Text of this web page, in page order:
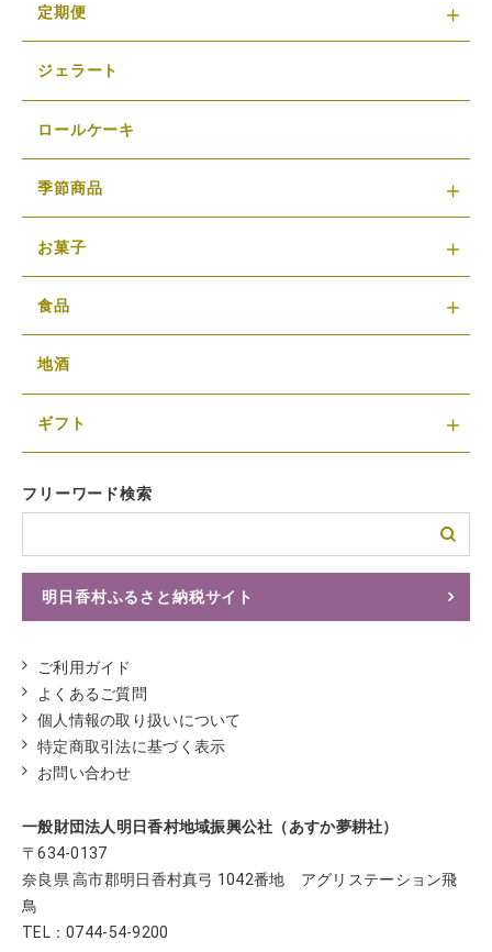
定期便
ジェラート
ロールケーキ
季節商品
お菓子
食品
地酒
ギフト
フリーワード検索
明日香村ふるさと納税サイト
ご利用ガイド
よくあるご質問
個人情報の取り扱いについて
特定商取引法に基づく表示
お問い合わせ
一般財団法人明日香村地域振興公社（あすか夢耕社）
〒634-0137
奈良県 高市郡明日香村真弓 1042番地 アグリステーション飛
鳥
TEL：0744-54-9200